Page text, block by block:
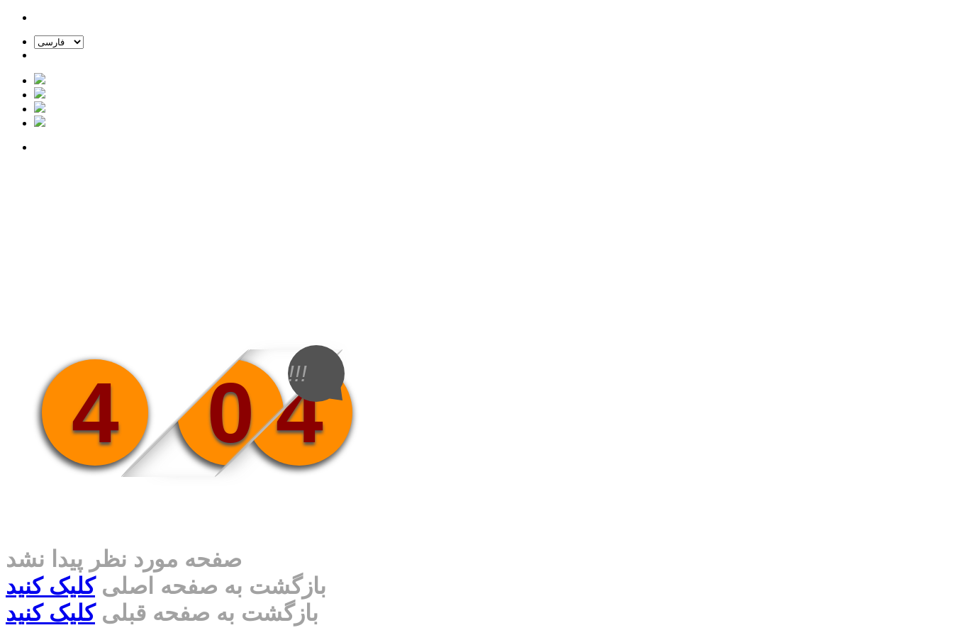
4 0 4
!!!
صفحه مورد نظر پیدا نشد
بازگشت به صفحه اصلیکلیک کنید
بازگشت به صفحه قبلیکلیک کنید